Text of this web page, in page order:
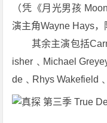
（凭《月光男孩
演主角Wayne Hays，
其余主演包括
isher﹑Michael
de﹑Rhys